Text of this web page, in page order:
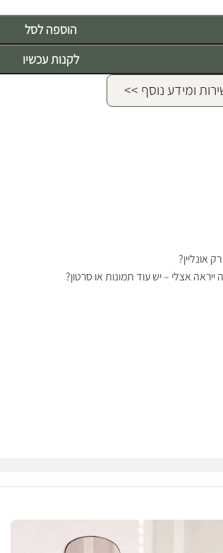
הוספה לסל
לקנות עכשיו
ומידע נוסף >>
אונליין?
ייראה אצלי – יש עוד תמונות או סרטון?